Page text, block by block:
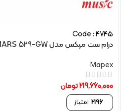
Code : 4745
درام ست مپکس مدل MARS 529-GW
Mapex
219,660,000تومان
2196 امتیاز